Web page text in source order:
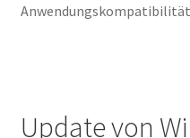
Update von